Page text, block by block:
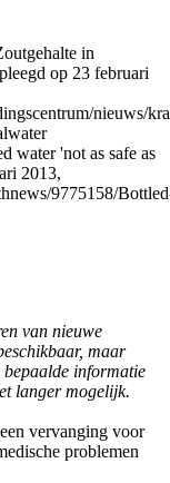
in
op 23 februari
nieuws/
water 'not as safe as
2013,
9775158/
van nieuwe
maar
informatie
langer mogelijk.
vervanging voor
problemen